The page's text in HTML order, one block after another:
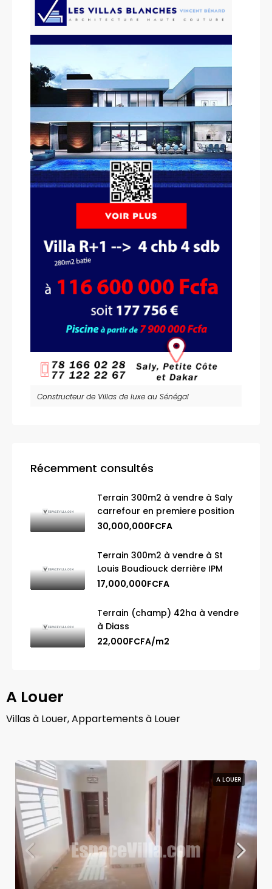
Constructeur de Villas de luxe au Sénégal
Récemment consultés
Terrain 300m2 à vendre à Saly
carrefour en premiere position
30,000,000FCFA
Terrain 300m2 à vendre à St
Louis Boudiouck derrière IPM
17,000,000FCFA
Terrain (champ) 42ha à vendre
à Diass
22,000FCFA/m2
A Louer
Villas à Louer, Appartements à Louer
A LOUER